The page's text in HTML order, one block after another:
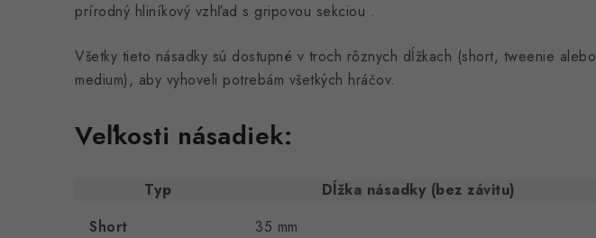
prírodný hliníkový vzhľad s gripovou sekciou .
Všetky tieto násadky sú dostupné v troch rôznych dĺžkach (short, tweenie alebo
medium), aby vyhoveli potrebám všetkých hráčov.
Veľkosti násadiek:
Typ
Dĺžka násadky (bez závitu)
Short
35 mm